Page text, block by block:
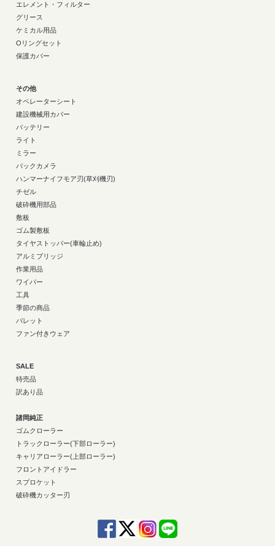
エレメント・フィルター
グリース
ケミカル用品
Oリングセット
保護カバー
その他
オペレーターシート
建設機械用カバー
バッテリー
ライト
ミラー
バックカメラ
ハンマーナイフモア刃(草刈機刃)
チゼル
破砕機用部品
敷板
ゴム製敷板
タイヤストッパー(車輪止め)
アルミブリッジ
作業用品
ワイパー
工具
季節の商品
パレット
ファン付きウェア
SALE
特売品
訳あり品
諸岡純正
ゴムクローラー
トラックローラー(下部ローラー)
キャリアローラー(上部ローラー)
フロントアイドラー
スプロケット
破砕機カッター刃